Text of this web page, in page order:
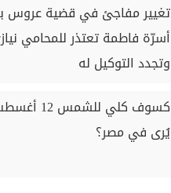
تغيير مفاجئ في قضية عروس
أسرّة فاطمة تعتذر للمحامي
وتجدد التوكيل له
يُرى في مصر؟